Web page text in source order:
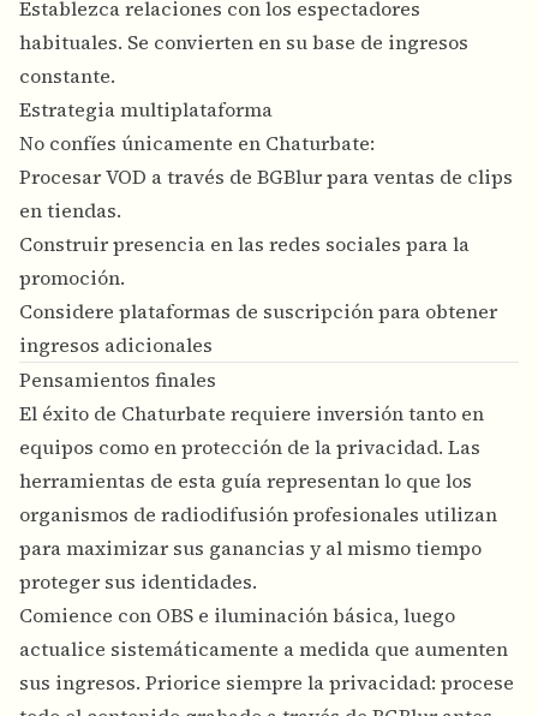
Establezca relaciones con los espectadores
habituales. Se convierten en su base de ingresos
constante.
Estrategia multiplataforma
No confíes únicamente en Chaturbate:
Procesar VOD a través de BGBlur para ventas de clips
en tiendas.
Construir presencia en las redes sociales para la
promoción.
Considere plataformas de suscripción para obtener
ingresos adicionales
Pensamientos finales
El éxito de Chaturbate requiere inversión tanto en
equipos como en protección de la privacidad. Las
herramientas de esta guía representan lo que los
organismos de radiodifusión profesionales utilizan
para maximizar sus ganancias y al mismo tiempo
proteger sus identidades.
Comience con OBS e iluminación básica, luego
actualice sistemáticamente a medida que aumenten
sus ingresos. Priorice siempre la privacidad: procese